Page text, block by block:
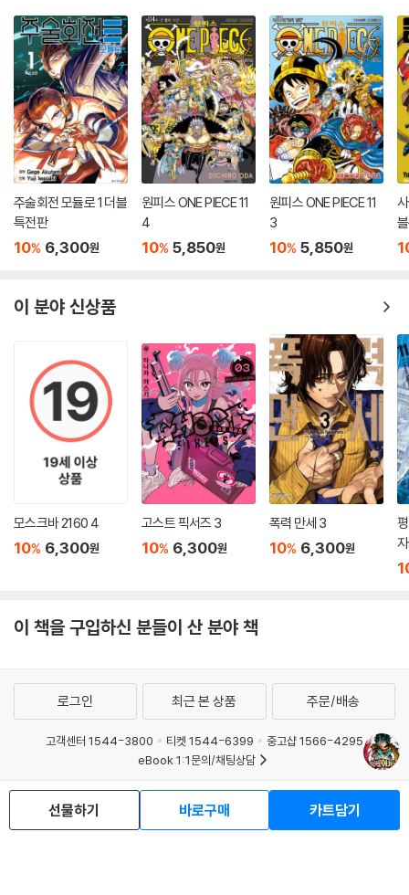
주술회전 모듈로 1 더블
특전판
10% 6,300원
원피스 ONE PIECE 11
4
10% 5,850원
원피스 ONE PIECE 11
3
10% 5,850원
이 분야 신상품
모스크바 2160 4
10% 6,300원
고스트 픽서즈 3
10% 6,300원
폭력 만세 3
10% 6,300원
이 책을 구입하신 분들이 산 분야 책
선물하기 바로구매 카트담기
로그인 최근 본 상품 주문/배송
고객센터 1544-3800 티켓 1544-6399
중고샵 1566-4295
eBook 1:1문의/채팅상담
예스이십사(주) 사업자 정보
이용약관
개인정보처리방침
청소년보호정책
PC버전
회사소개
거래처관계자께